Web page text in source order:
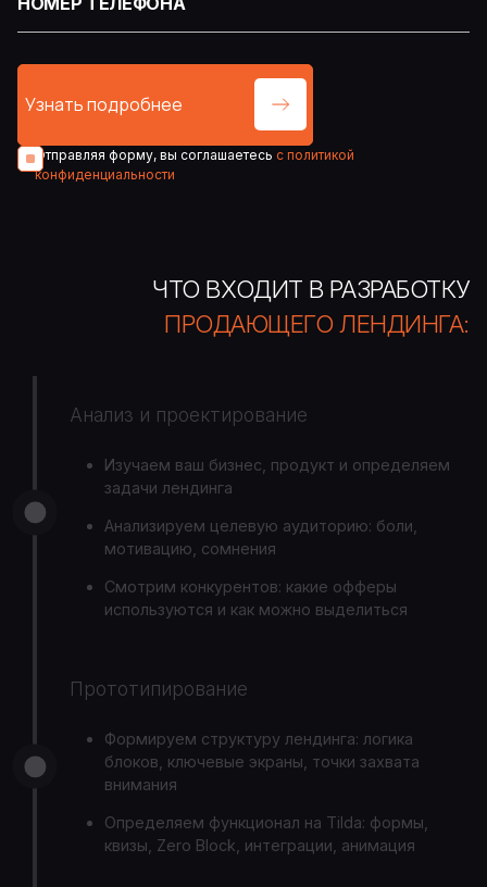
Отправляя форму, вы соглашаетесь с политикой
конфиденциальности
ЧТО ВХОДИТ В РАЗРАБОТКУ
ПРОДАЮЩЕГО ЛЕНДИНГА:
Анализ и проектирование
Изучаем ваш бизнес, продукт и определяем
задачи лендинга
Анализируем целевую аудиторию: боли,
мотивацию, сомнения
Смотрим конкурентов: какие офферы
используются и как можно выделиться
Прототипирование
Формируем структуру лендинга: логика
блоков, ключевые экраны, точки захвата
внимания
Определяем функционал на Tilda: формы,
квизы, Zero Block, интеграции, анимация